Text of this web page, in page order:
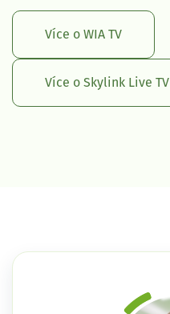
Více o WIA TV
Více o Skylink Live TV